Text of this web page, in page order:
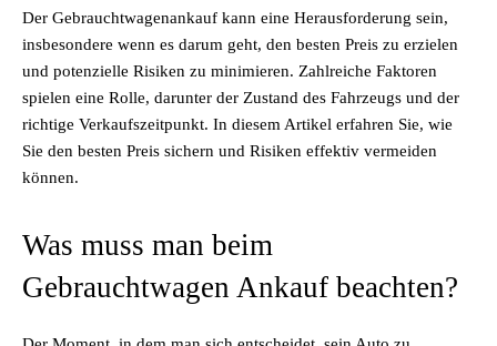
Der Gebrauchtwagenankauf kann eine Herausforderung sein,
insbesondere wenn es darum geht, den besten Preis zu erzielen
und potenzielle Risiken zu minimieren. Zahlreiche Faktoren
spielen eine Rolle, darunter der Zustand des Fahrzeugs und der
richtige Verkaufszeitpunkt. In diesem Artikel erfahren Sie, wie
Sie den besten Preis sichern und Risiken effektiv vermeiden
können.
Was muss man beim
Gebrauchtwagen Ankauf beachten?